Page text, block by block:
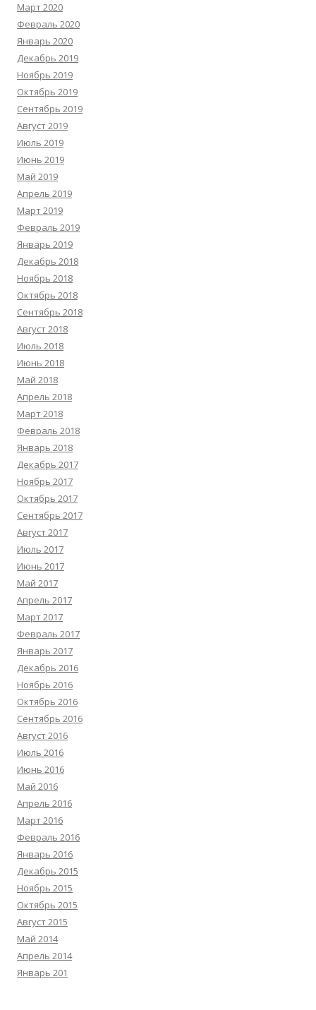
Март 2020
Февраль 2020
Январь 2020
Декабрь 2019
Ноябрь 2019
Октябрь 2019
Сентябрь 2019
Август 2019
Июль 2019
Июнь 2019
Май 2019
Апрель 2019
Март 2019
Февраль 2019
Январь 2019
Декабрь 2018
Ноябрь 2018
Октябрь 2018
Сентябрь 2018
Август 2018
Июль 2018
Июнь 2018
Май 2018
Апрель 2018
Март 2018
Февраль 2018
Январь 2018
Декабрь 2017
Ноябрь 2017
Октябрь 2017
Сентябрь 2017
Август 2017
Июль 2017
Июнь 2017
Май 2017
Апрель 2017
Март 2017
Февраль 2017
Январь 2017
Декабрь 2016
Ноябрь 2016
Октябрь 2016
Сентябрь 2016
Август 2016
Июль 2016
Июнь 2016
Май 2016
Апрель 2016
Март 2016
Февраль 2016
Январь 2016
Декабрь 2015
Ноябрь 2015
Октябрь 2015
Август 2015
Май 2014
Апрель 2014
Январь 201